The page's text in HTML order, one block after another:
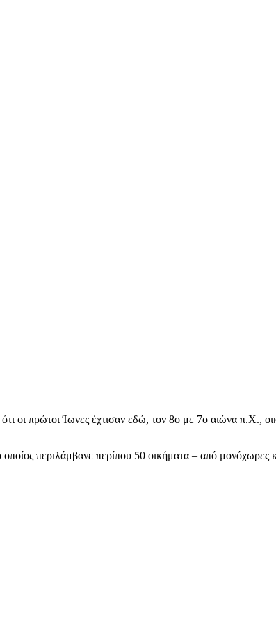
οι πρώτοι Ίωνες έχτισαν εδώ, τον 8ο με 7ο αιώνα π.Χ.,
περιλάμβανε περίπου 50 οικήματα – από μονόχωρες